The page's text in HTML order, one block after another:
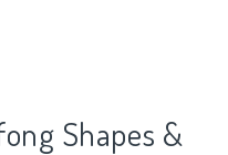
Shapes &